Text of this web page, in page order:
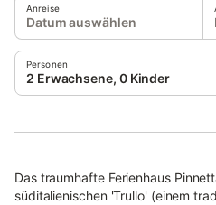
Anreise
Datum auswählen
Personen
2 Erwachsene, 0 Kinder
Das traumhafte Ferienhaus
süditalienischen 'Trullo' (einem